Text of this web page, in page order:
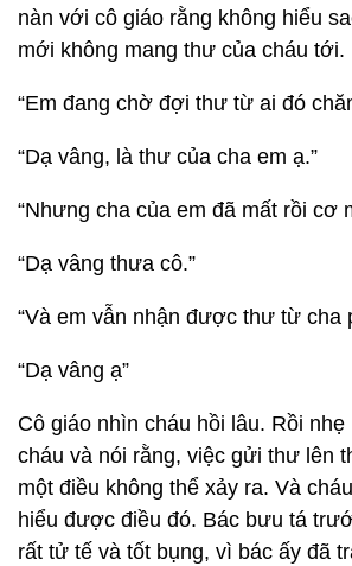
nàn với cô giáo rằng không hiểu
mới không mang thư của cháu tới.
“Em đang chờ đợi thư từ ai đó
“Dạ vâng, là thư của cha em ạ.”
“Nhưng cha của em đã mất rồi cơ
“Dạ vâng thưa cô.”
“Và em vẫn nhận được thư từ cha
“Dạ vâng ạ”
Cô giáo nhìn cháu hồi lâu. Rồi
cháu và nói rằng, việc gửi thư lên
một điều không thể xảy ra. Và
hiểu được điều đó. Bác bưu tá
rất tử tế và tốt bụng, vì bác ấy đã